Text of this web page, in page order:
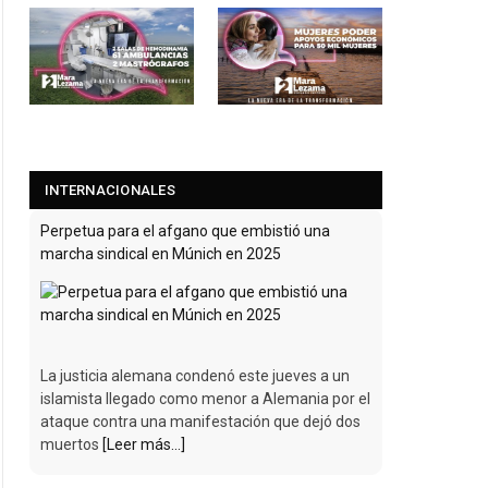
INTERNACIONALES
Perpetua para el afgano que embistió una
marcha sindical en Múnich en 2025
La justicia alemana condenó este jueves a un
islamista llegado como menor a Alemania por el
ataque contra una manifestación que dejó dos
muertos [Leer más...]